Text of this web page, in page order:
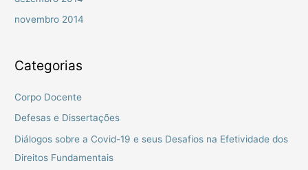
novembro 2014
Categorias
Corpo Docente
Defesas e Dissertações
Diálogos sobre a Covid-19 e seus Desafios na Efetividade dos
Direitos Fundamentais